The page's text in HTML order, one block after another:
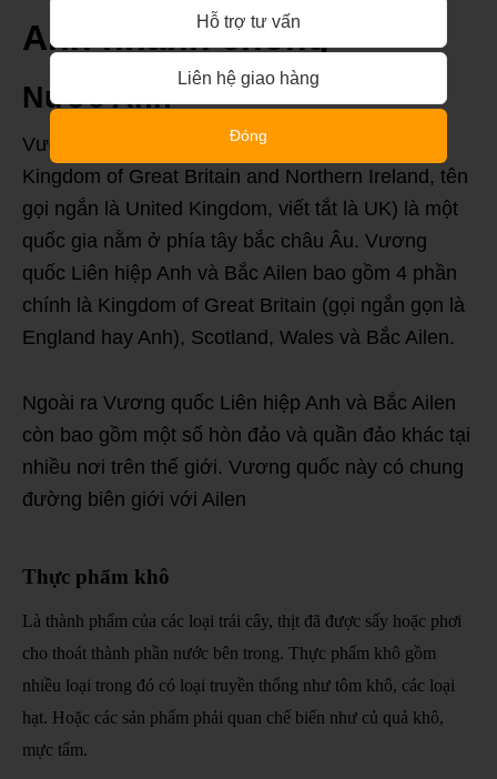
Anh nhanh chóng
Nước Anh
Vương quốc Liên hiệp Anh và Bắc Ailen (United
Kingdom of Great Britain and Northern Ireland, tên
gọi ngắn là United Kingdom, viết tắt là UK) là một
quốc gia nằm ở phía tây bắc châu Âu. Vương
quốc Liên hiệp Anh và Bắc Ailen bao gồm 4 phần
chính là Kingdom of Great Britain (gọi ngắn gọn là
England hay Anh), Scotland, Wales và Bắc Ailen.
Ngoài ra Vương quốc Liên hiệp Anh và Bắc Ailen
còn bao gồm một số hòn đảo và quần đảo khác tại
nhiều nơi trên thế giới. Vương quốc này có chung
đường biên giới với Ailen
Thực phẩm khô
Là thành phẩm của các loại trái cây, thịt đã được sấy hoặc phơi
cho thoát thành phần nước bên trong. Thực phẩm khô gồm
nhiều loại trong đó có loại truyền thống như tôm khô, các loại
hạt. Hoặc các sản phẩm phải quan chế biến như củ quả khô,
mực tẩm.
Hỗ trợ tư vấn
Liên hệ giao hàng
Đóng